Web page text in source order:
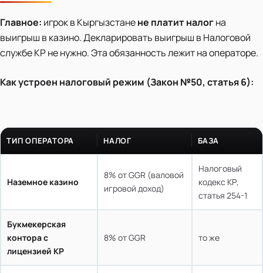
Главное: игрок в Кыргызстанене платит налогна
выигрыш в казино. Декларировать выигрыш в Налоговой
службе КР не нужно. Эта обязанность лежит на операторе.
Как устроен налоговый режим (Закон №50, статья 6):
ТИП ОПЕРАТОРА НАЛОГ БАЗА
Наземное казино
8% от GGR (валовой
игровой доход)
Налоговый
кодекс КР,
статья 254-1
Букмекерская
контора с
лицензией КР
8% от GGR то же